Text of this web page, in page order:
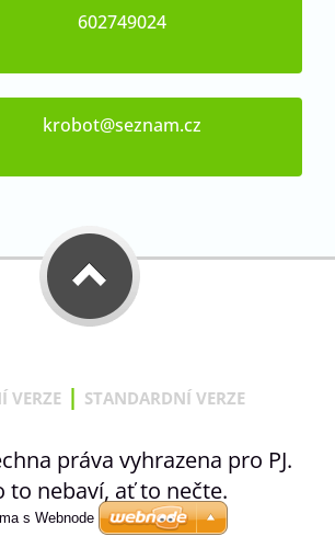
602749024
krobot@seznam.cz
VERZE | STANDARDNÍ VERZE
práva vyhrazena pro PJ.
to nebaví, ať to nečte.
s Webnode